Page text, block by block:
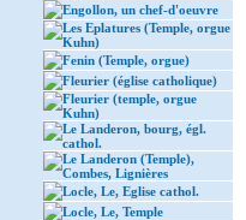
Engollon, un chef-d'oeuvre
Les Eplatures (Temple, orgue
Kuhn)
Fenin (Temple, orgue)
Fleurier (église catholique)
Fleurier (temple, orgue
Kuhn)
Le Landeron, bourg, égl.
cathol.
Le Landeron (Temple),
Combes, Lignières
Locle, Le, Eglise cathol.
Locle, Le, Temple